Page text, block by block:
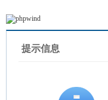
提示信息